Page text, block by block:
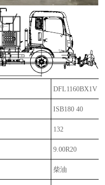
DFL1160BX1V
ISB180 40
132
9.00R20
柴油